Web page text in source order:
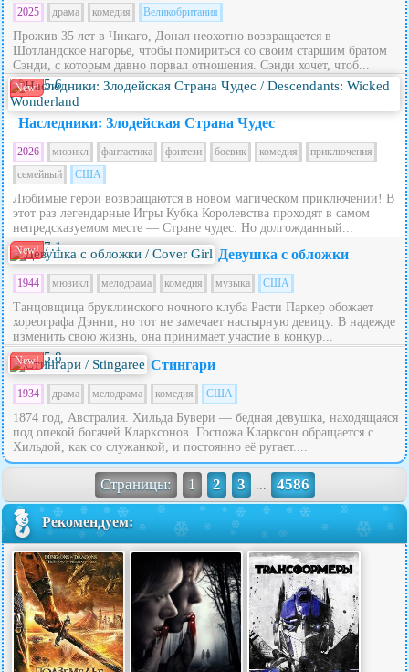
2025 драма комедия Великобритания
Прожив 35 лет в Чикаго, Донал неохотно возвращается в
Шотландское нагорье, чтобы помириться со своим старшим братом
Сэнди, с которым давно порвал отношения. Сэнди хочет, чтоб...
New! 5.6
Наследники: Злодейская Страна Чудес
2026 мюзикл фантастика фэнтези боевик комедия
приключения
семейный
США
Любимые герои возвращаются в новом магическом приключении! В
этот раз легендарные Игры Кубка Королевства проходят в самом
непредсказуемом месте — Стране чудес. Но долгожданный...
New! 7.1 Девушка с обложки
1944 мюзикл мелодрама комедия музыка США
Танцовщица бруклинского ночного клуба Расти Паркер обожает
хореографа Дэнни, но тот не замечает настырную девицу. В надежде
изменить свою жизнь, она принимает участие в конкур...
New! 5.8 Стингари
1934 драма мелодрама комедия США
1874 год, Австралия. Хильда Бувери — бедная девушка, находящаяся
под опекой богачей Кларксонов. Госпожа Кларксон обращается с
Хильдой, как со служанкой, и постоянно её ругает....
Страницы: 1 2 3 ... 4586
Рекомендуем: